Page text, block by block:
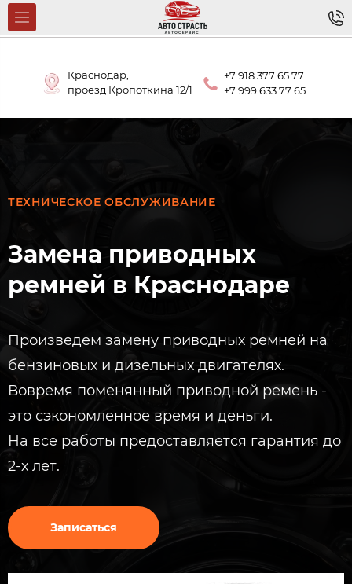
Краснодар,
проезд Кропоткина 12/1
+7 918 377 65 77
+7 999 633 77 65
ТЕХНИЧЕСКОЕ ОБСЛУЖИВАНИЕ
Замена приводных
ремней в Краснодаре
Произведем замену приводных ремней на
бензиновых и дизельных двигателях.
Вовремя поменянный приводной ремень -
это сэкономленное время и деньги.
На все работы предоставляется гарантия до
2-х лет.
Записаться